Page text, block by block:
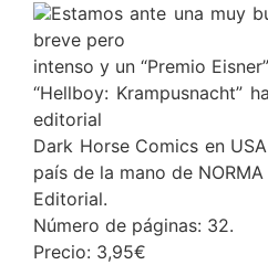
Estamos ante una muy
breve pero
intenso y un “Premio
“Hellboy: Krampusnacht”
editorial
Dark Horse Comics en
país de la mano de NORMA
Editorial.
Número de páginas: 32.
Precio: 3,95€